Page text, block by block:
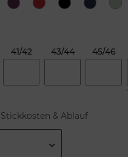
41/42 43/44 45/46
Stickkosten & Ablauf